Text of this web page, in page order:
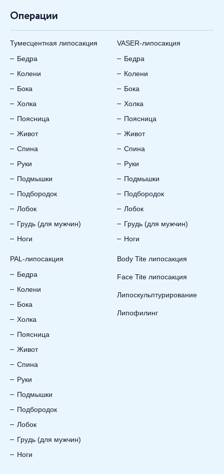
Операции
Тумесцентная липосакция
Бедра
Колени
Бока
Холка
Поясница
Живот
Спина
Руки
Подмышки
Подбородок
Лобок
Грудь (для мужчин)
Ноги
PAL-липосакция
Бедра
Колени
Бока
Холка
Поясница
Живот
Спина
Руки
Подмышки
Подбородок
Лобок
Грудь (для мужчин)
Ноги
VASER-липосакция
Бедра
Колени
Бока
Холка
Поясница
Живот
Спина
Руки
Подмышки
Подбородок
Лобок
Грудь (для мужчин)
Ноги
Body Tite липосакция
Face Tite липосакция
Липоскульптурирование
Липофилинг